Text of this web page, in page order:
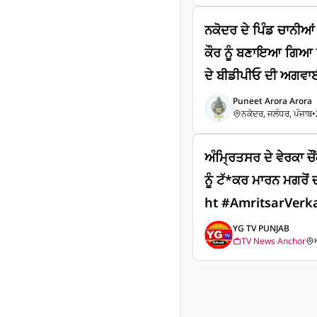
ਨਕੋਦਰ ਦੇ ਪਿੰਡ
ਕੌਰ ਨੂੰ ਬਣਾਇਆ ਗਿਆ
ਦੇ ਬੀਡੀਪੀਓ ਦੀ ਅਗਵਾਈ ਹੇਠ ਹੋਈ
ਦੇ ਵਿੱਚ ਪਹਿਲੇ ਸਰਪੰਚ
ਬਾਅਦ ਉਸ ਨੂੰ ਸਸਪੈਂਡ
ਦੀ ਅਗਵਾਈ ਦੇ ਵਿੱਚ
ਚੁਣਿਆ ਗਿਆ ਅਤੇ ਇਸ
ਚੇਅਰਮੈਨ ਦਰਸ਼ਨ ਸਿੰਘ
ਮੈਨ ਚਰਨਜੀਤ ਸਿੰਘ
ਦੀਪ ਸਿੰਘ ਸ਼ੇਰਪੁਰ ਅਤੇ
Puneet Arora Arora
ਨਕੋਦਰ, ਜਲੰਧਰ, ਪੰਜਾਬ•
ਅੰਮ੍ਰਿਤਸਰ ਦੇ ਵੇਰਕਾ
ਨੂੰ ਟੱ*ਕਰ ਮਾਰਨ ਮਗਰੋਂ ਚਾਲਕ
ht #AmritsarVerkaChowk #AutoDriver #tren
ding #YGTVPunjab #nonfollowers #Faceboo
kpost
YG TV PUNJAB
TV News Anchor